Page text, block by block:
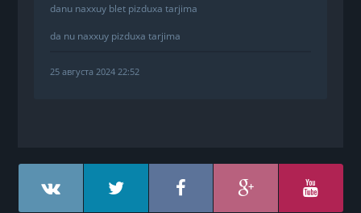
danu naxxuy blet pizduxa tarjima
da nu naxxuy pizduxa tarjima
25 августа 2024 22:52